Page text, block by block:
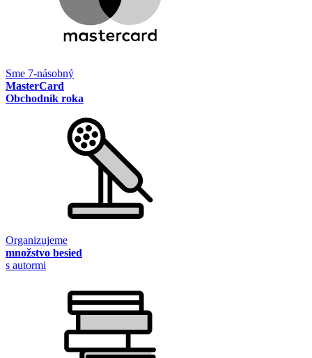
Sme 7-násobný
MasterCard
Obchodník roka
Organizujeme
množstvo besied
s autormi